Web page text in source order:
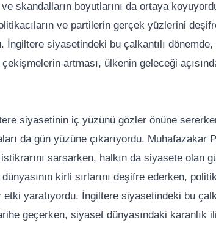
skandalların boyutlarını da ortaya
ve partilerin gerçek yüzlerini
siyasetindeki bu çalkantılı
artması, ülkenin geleceği
siyasetinin iç yüzünü gözler önüne
da gün yüzüne çıkarıyordu. Muhafazakar
sarsarken, halkın da siyasete olan
kirli sırlarını deşifre ederken,
yaratıyordu. İngiltere siyasetindeki bu
geçerken, siyaset dünyasındaki karanlık